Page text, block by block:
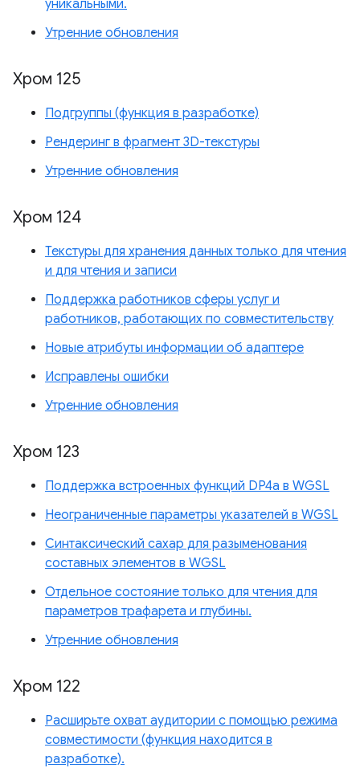
уникальными.
Утренние обновления
Хром 125
Подгруппы (функция в разработке)
Рендеринг в фрагмент 3D-текстуры
Утренние обновления
Хром 124
Текстуры для хранения данных только для чтения
и для чтения и записи
Поддержка работников сферы услуг и
работников, работающих по совместительству
Новые атрибуты информации об адаптере
Исправлены ошибки
Утренние обновления
Хром 123
Поддержка встроенных функций DP4a в WGSL
Неограниченные параметры указателей в WGSL
Синтаксический сахар для разыменования
составных элементов в WGSL
Отдельное состояние только для чтения для
параметров трафарета и глубины.
Утренние обновления
Хром 122
Расширьте охват аудитории с помощью режима
совместимости (функция находится в
разработке).